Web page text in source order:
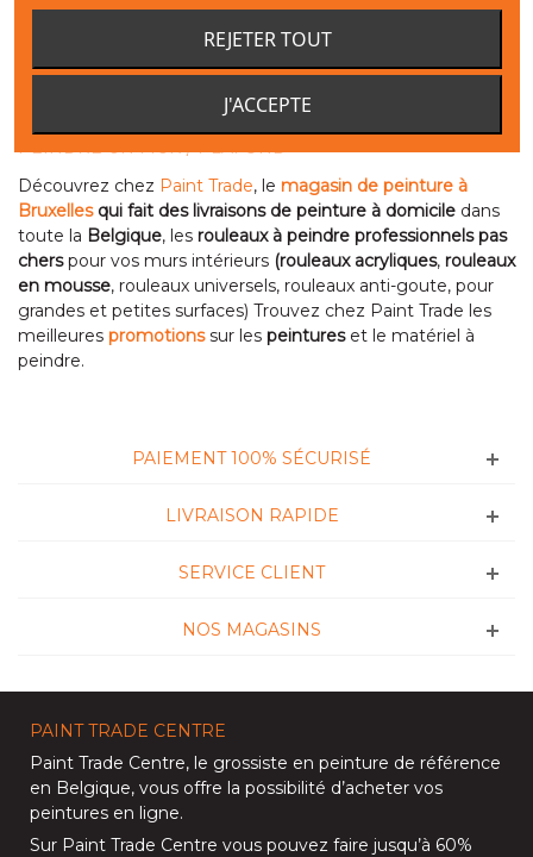
Montrer 1 - 2 sur 2 produits
PEINDRE UN MUR / PLAFOND
Découvrez chez Paint Trade, le magasin de peinture à
Bruxellesqui fait des livraisons de peinture à domicile dans
toute la Belgique, les rouleaux à peindre professionnels pas
cherspour vos murs intérieurs (rouleaux acryliques, rouleaux
en mousse, rouleaux universels, rouleaux anti-goute, pour
grandes et petites surfaces) Trouvez chez Paint Trade les
meilleures promotions sur les peintureset le matériel à
peindre.
PAIEMENT 100% SÉCURISÉ
LIVRAISON RAPIDE
SERVICE CLIENT
NOS MAGASINS
PAINT TRADE CENTRE
Paint Trade Centre, le grossiste en peinture de référence
en Belgique, vous offre la possibilité d’acheter vos
peintures en ligne.
Sur Paint Trade Centre vous pouvez faire jusqu’à 60%
REJETER TOUT
J'ACCEPTE